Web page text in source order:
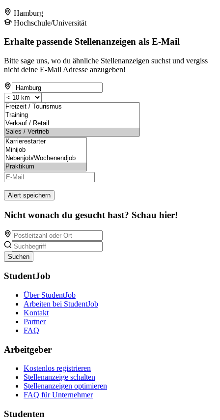
Hamburg
Hochschule/Universität
Erhalte passende Stellenanzeigen als E-Mail
Bitte sage uns, wo du ähnliche Stellenanzeigen suchst und vergiss
nicht deine E-Mail Adresse anzugeben!
Alert speichern
Nicht wonach du gesucht hast? Schau hier!
Suchen
StudentJob
Über StudentJob
Arbeiten bei StudentJob
Kontakt
Partner
FAQ
Arbeitgeber
Kostenlos registrieren
Stellenanzeige schalten
Stellenanzeigen optimieren
FAQ für Unternehmer
Studenten